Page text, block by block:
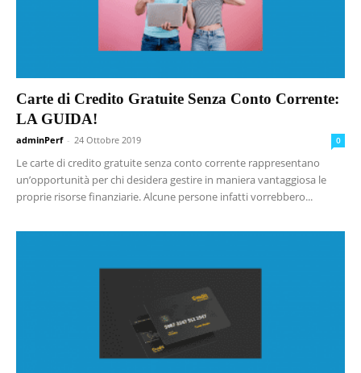
Carte di Credito Gratuite Senza Conto Corrente:
LA GUIDA!
adminPerf - 24 Ottobre 2019 0
Le carte di credito gratuite senza conto corrente rappresentano
un’opportunità per chi desidera gestire in maniera vantaggiosa le
proprie risorse finanziarie. Alcune persone infatti vorrebbero...